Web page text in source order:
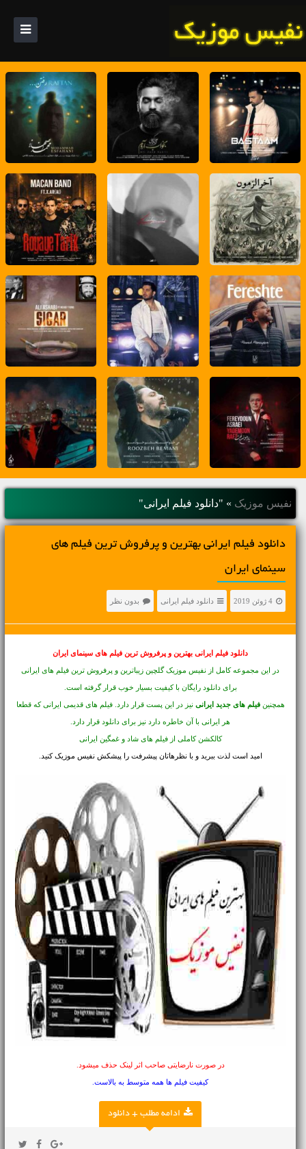
نفیس موزیک » "دانلود فیلم ایرانی"
دانلود فیلم ایرانی بهترین و پرفروش ترین فیلم های
سینمای ایران
4 ژوئن 2019 دانلود فیلم ایرانی بدون نظر
دانلود فیلم ایرانی بهترین و پرفروش ترین فیلم های سینمای ایران
در این مجموعه کامل از نفیس موزیک گلچین زیباترین و پرفروش ترین فیلم های ایرانی
برای دانلود رایگان با کیفیت بسیار خوب قرار گرفته است.
همچنینفیلم های جدید ایرانی نیز در این پست قرار دارد. فیلم های قدیمی ایرانی که قطعا
هر ایرانی با آن خاطره دارد نیز برای دانلود قرار دارد.
کالکشن کاملی از فیلم های شاد و غمگین ایرانی
امید است لذت ببرید و با نظرهاتان پیشرفت را پیشکش نفیس موزیک کنید.
در صورت نارضایتی صاحب اثر لینک حذف میشود.
کیفیت فیلم ها همه متوسط به بالاست.
ادامه مطلب + دانلود